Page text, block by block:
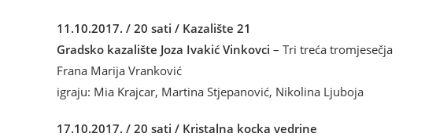
11.10.2017. / 20 sati / Kazalište 21
Gradsko kazalište Joza Ivakić Vinkovci – Tri treća tromjesečja
Frana Marija Vranković
igraju: Mia Krajcar, Martina Stjepanović, Nikolina Ljuboja
17.10.2017. / 20 sati / Kristalna kocka vedrine